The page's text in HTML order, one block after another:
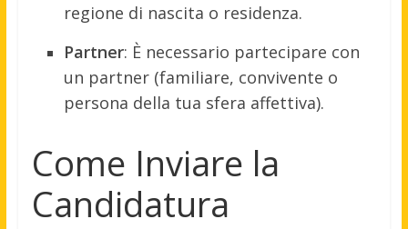
regione di nascita o residenza.
Partner: È necessario partecipare con
un partner (familiare, convivente o
persona della tua sfera affettiva).
Come Inviare la
Candidatura